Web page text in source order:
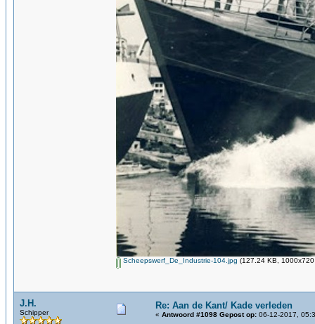
Scheepswerf_De_Industrie-104.jpg (127.24 KB,
J.H.
Schipper
Re: Aan de Kant/ Kade verleden
« Antwoord #1098 Gepost op: 06-12-2017,